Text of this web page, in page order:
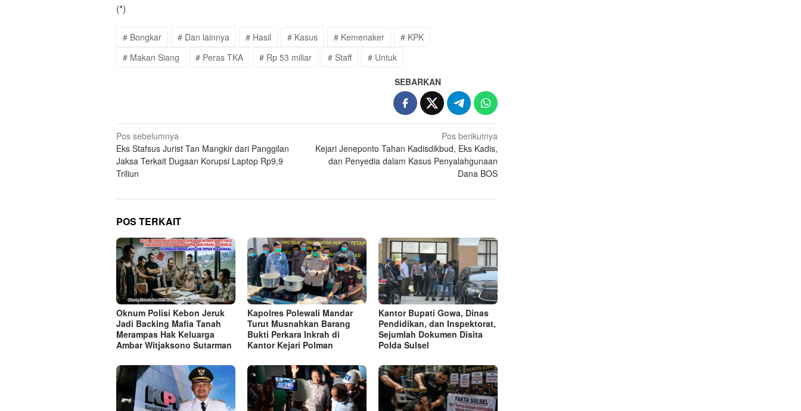
(*)
# Bongkar # Dan lainnya # Hasil # Kasus # Kemenaker
# KPK
# Makan Siang
# Peras TKA # Rp 53 miliar # Staff # Untuk
SEBARKAN
Navigasi
pos
Pos sebelumnya
Eks Stafsus Jurist Tan Mangkir dari Panggilan
Jaksa Terkait Dugaan Korupsi Laptop Rp9,9
Triliun
Pos berikutnya
Kejari Jeneponto Tahan Kadisdikbud, Eks Kadis,
dan Penyedia dalam Kasus Penyalahgunaan
Dana BOS
POS TERKAIT
Oknum Polisi Kebon Jeruk
Jadi Backing Mafia Tanah
Merampas Hak Keluarga
Ambar Witjaksono Sutarman
Kapolres Polewali Mandar
Turut Musnahkan Barang
Bukti Perkara Inkrah di
Kantor Kejari Polman
Kantor Bupati Gowa, Dinas
Pendidikan, dan Inspektorat,
Sejumlah Dokumen Disita
Polda Sulsel